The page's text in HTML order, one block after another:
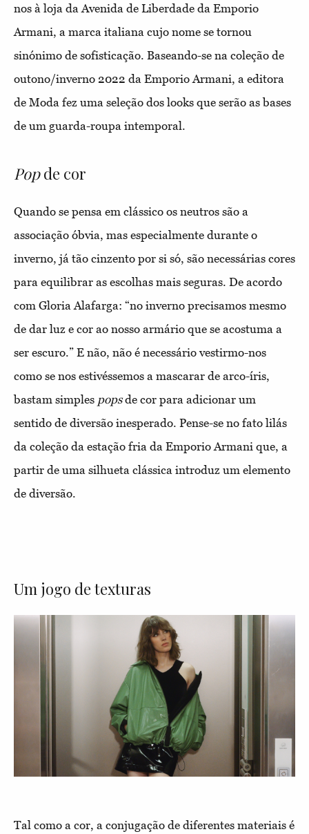
nos à loja da Avenida de Liberdade da Emporio
Armani, a marca italiana cujo nome se tornou
sinónimo de sofisticação. Baseando-se na coleção de
outono/inverno 2022 da Emporio Armani, a editora
de Moda fez uma seleção dos looks que serão as bases
de um guarda-roupa intemporal.
Popde cor
Quando se pensa em clássico os neutros são a
associação óbvia, mas especialmente durante o
inverno, já tão cinzento por si só, são necessárias cores
para equilibrar as escolhas mais seguras. De acordo
com Gloria Alafarga: “no inverno precisamos mesmo
de dar luz e cor ao nosso armário que se acostuma a
ser escuro.” E não, não é necessário vestirmo-nos
como se nos estivéssemos a mascarar de arco-íris,
bastam simples popsde cor para adicionar um
sentido de diversão inesperado. Pense-se no fato lilás
da coleção da estação fria da Emporio Armani que, a
partir de uma silhueta clássica introduz um elemento
de diversão.
Um jogo de texturas
Tal como a cor, a conjugação de diferentes materiais é